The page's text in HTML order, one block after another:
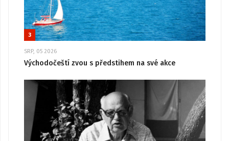
3
SRP, 05 2026
Východočeští zvou s předstihem na své akce